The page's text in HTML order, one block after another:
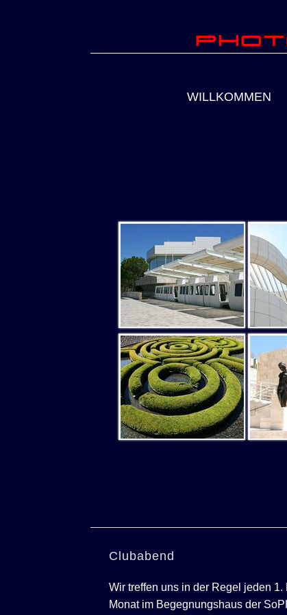
WILLKOMMEN
Clubabend
Wir treffen uns in der Regel jeden 1.
Monat im Begegnungshaus der